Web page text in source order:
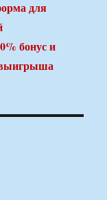
для
бонус и
выигрыша